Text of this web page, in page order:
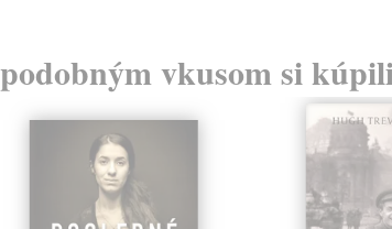
vkusom si